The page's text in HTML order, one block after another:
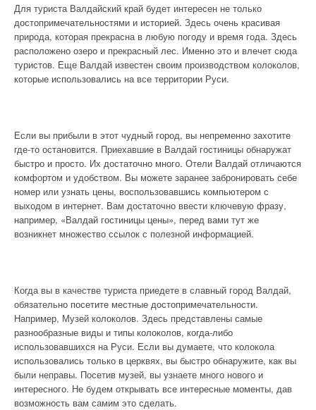
Для туриста Валдайский край будет интересен не только
достопримечательностями и историей. Здесь очень красивая
природа, которая прекрасна в любую погоду и время года. Здесь
расположено озеро и прекрасный лес. Именно это и влечет сюда
туристов. Еще Валдай известен своим производством колоколов,
которые использовались на все территории Руси.
Если вы прибыли в этот чудный город, вы непременно захотите
где-то остановится. Приехавшие в Валдай гостиницы обнаружат
быстро и просто. Их достаточно много. Отели Валдай отличаются
комфортом и удобством. Вы можете заранее забронировать себе
номер или узнать цены, воспользовавшись компьютером с
выходом в интернет. Вам достаточно ввести ключевую фразу,
например, «Валдай гостиницы цены», перед вами тут же
возникнет множество ссылок с полезной информацией.
Когда вы в качестве туриста приедете в славный город Валдай,
обязательно посетите местные достопримечательности.
Например, Музей колоколов. Здесь представлены самые
разнообразные виды и типы колоколов, когда-либо
использовавшихся на Руси. Если вы думаете, что колокола
использовались только в церквях, вы быстро обнаружите, как вы
были неправы. Посетив музей, вы узнаете много нового и
интересного. Не будем открывать все интересные моменты, дав
возможность вам самим это сделать.